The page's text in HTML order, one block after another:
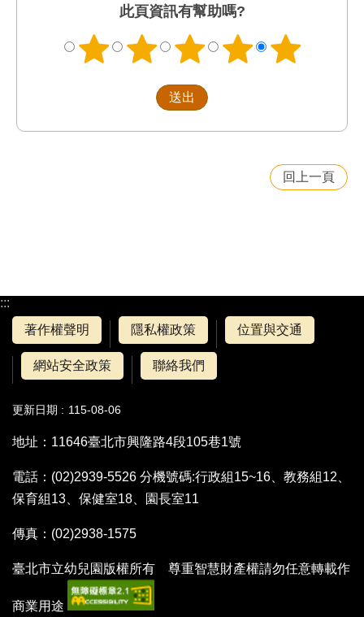
此頁資訊有幫助嗎?
回上一頁
:::
著作權聲明
隱私權政策 位置與交通
網站安全政策 聯絡我們
更新日期 115-08-06
地址：11646臺北市興隆路4段105巷1號
電話：(02)2939-5526 分機號碼:行政組15~16、教務組12、
保育組13、保健室18、園長室11
傳真：(02)2938-1575
臺北市立幼兒園版權所有 尊重智慧財產權請勿任意轉載作
商業用途